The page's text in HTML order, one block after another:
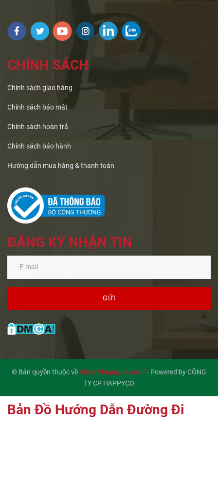
CHÍNH SÁCH
Chính sách giao hàng
Chính sách bảo mật
Chính sách hoàn trả
Chính sách bảo hành
Hướng dẫn mua hàng & thanh toán
ĐĂNG KÝ NHẬN TIN
GỬI
© Bản quyền thuộc về https://happyco.asia/- Powered by CÔNG
TY CP HAPPYCO
Bản Đồ Hướng Dẫn Đường Đi